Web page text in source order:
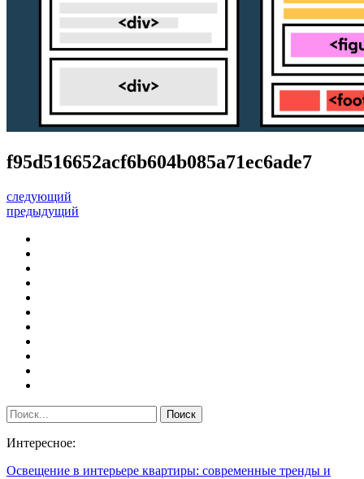
f95d516652acf6b604b085a71ec6ade7
следующий
предыдущий
Интересное:
Освещение в интерьере квартиры: современные тренды и